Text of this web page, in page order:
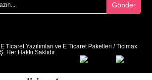
Gönder
Ticaret Yazılımları ve E Ticaret Paketleri / Ticimax
Her Hakkı Saklıdır.